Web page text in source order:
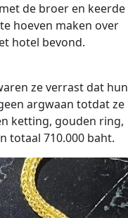
de broer en keerde
hoeven maken over
hotel bevond.
ze verrast dat hun
argwaan totdat ze
ketting, gouden ring,
totaal 710.000 baht.